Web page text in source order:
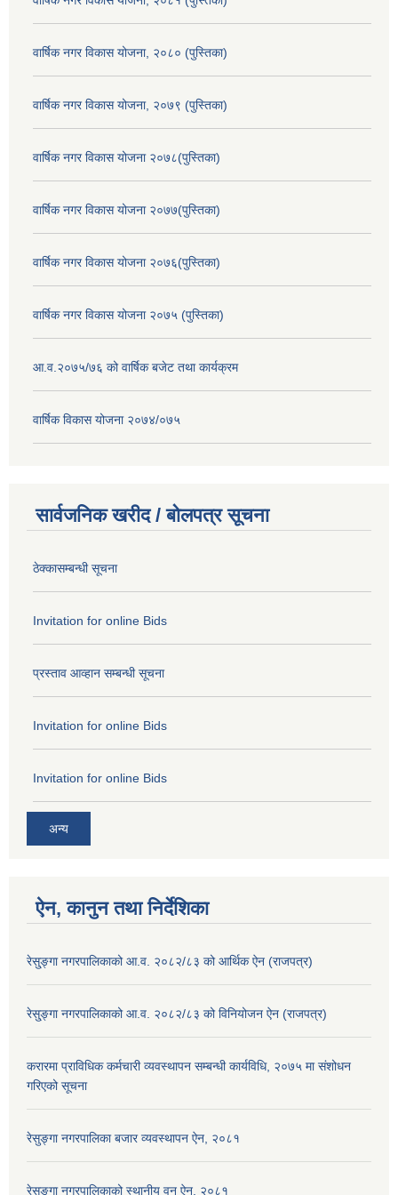
वार्षिक नगर विकास योजना, २०८० (पुस्तिका)
वार्षिक नगर विकास योजना, २०७९ (पुस्तिका)
वार्षिक नगर विकास योजना २०७८(पुस्तिका)
वार्षिक नगर विकास योजना २०७७(पुस्तिका)
वार्षिक नगर विकास योजना २०७६(पुस्तिका)
वार्षिक नगर विकास योजना २०७५ (पुस्तिका)
आ.व.२०७५/७६ को वार्षिक बजेट तथा कार्यक्रम
वार्षिक विकास योजना २०७४/०७५
सार्वजनिक खरीद / बोलपत्र सूचना
ठेक्कासम्बन्धी सूचना
Invitation for online Bids
प्रस्ताव आव्हान सम्बन्धी सूचना
Invitation for online Bids
Invitation for online Bids
अन्य
ऐन, कानुन तथा निर्देशिका
रेसु्ङ्गा नगरपालिकाको आ.व. २०८२/८३ को आर्थिक ऐन (राजपत्र)
रेसु्ङ्गा नगरपालिकाको आ.व. २०८२/८३ को विनियोजन ऐन (राजपत्र)
करारमा प्राविधिक कर्मचारी व्यवस्थापन सम्बन्धी कार्यविधि, २०७५ मा संशोधन
गरिएको सूचना
रेसुङ्गा नगरपालिका बजार व्यवस्थापन ऐन, २०८१
रेसुङ्गा नगरपालिकाको स्थानीय वन ऐन, २०८१